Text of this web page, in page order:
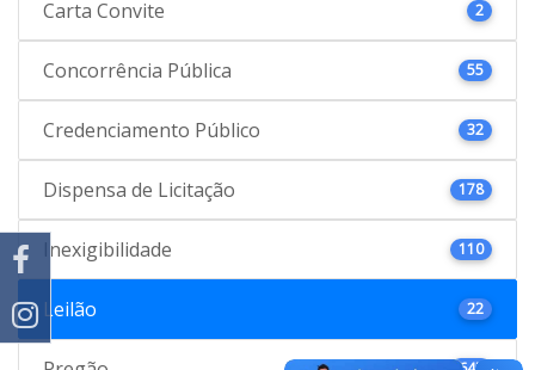
Carta Convite 2
Concorrência Pública 55
Credenciamento Público 32
Dispensa de Licitação 178
Inexigibilidade 110
Leilão 22